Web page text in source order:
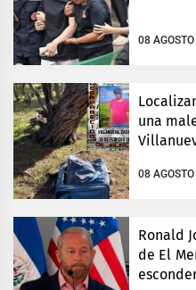
08
una
08
Ronald
de El